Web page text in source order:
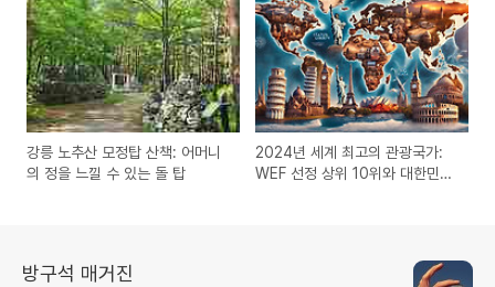
강릉 노추산 모정탑 산책: 어머니
의 정을 느낄 수 있는 돌 탑
2024년 세계 최고의 관광국가:
WEF 선정 상위 10위와 대한민국
방구석 매거진